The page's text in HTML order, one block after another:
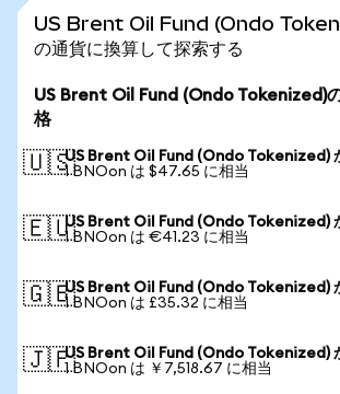
US Brent Oil Fund (Ondo
の通貨に換算して探索する
US Brent Oil Fund (Ondo Tokenized)
格
🇺🇸US Brent Oil Fund (Ondo Tokenized)
1 BNOon は $47.65 に相当
🇪🇺US Brent Oil Fund (Ondo Tokenized)
1 BNOon は €41.23 に相当
🇬🇧US Brent Oil Fund (Ondo Tokenized)
1 BNOon は £35.32 に相当
🇯🇵US Brent Oil Fund (Ondo Tokenized)
1 BNOon は ￥7,518.67 に相当